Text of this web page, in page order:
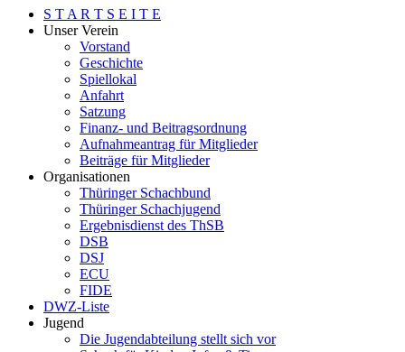
S T A R T S E I T E
Unser Verein
Vorstand
Geschichte
Spiellokal
Anfahrt
Satzung
Finanz- und Beitragsordnung
Aufnahmeantrag für Mitglieder
Beiträge für Mitglieder
Organisationen
Thüringer Schachbund
Thüringer Schachjugend
Ergebnisdienst des ThSB
DSB
DSJ
ECU
FIDE
DWZ-Liste
Jugend
Die Jugendabteilung stellt sich vor